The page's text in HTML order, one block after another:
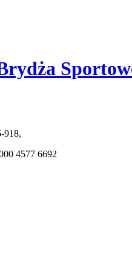
918,
4577 6692